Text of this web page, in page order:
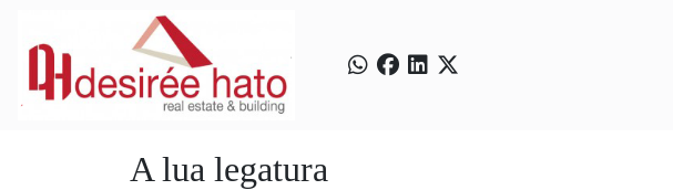
A lua legatura